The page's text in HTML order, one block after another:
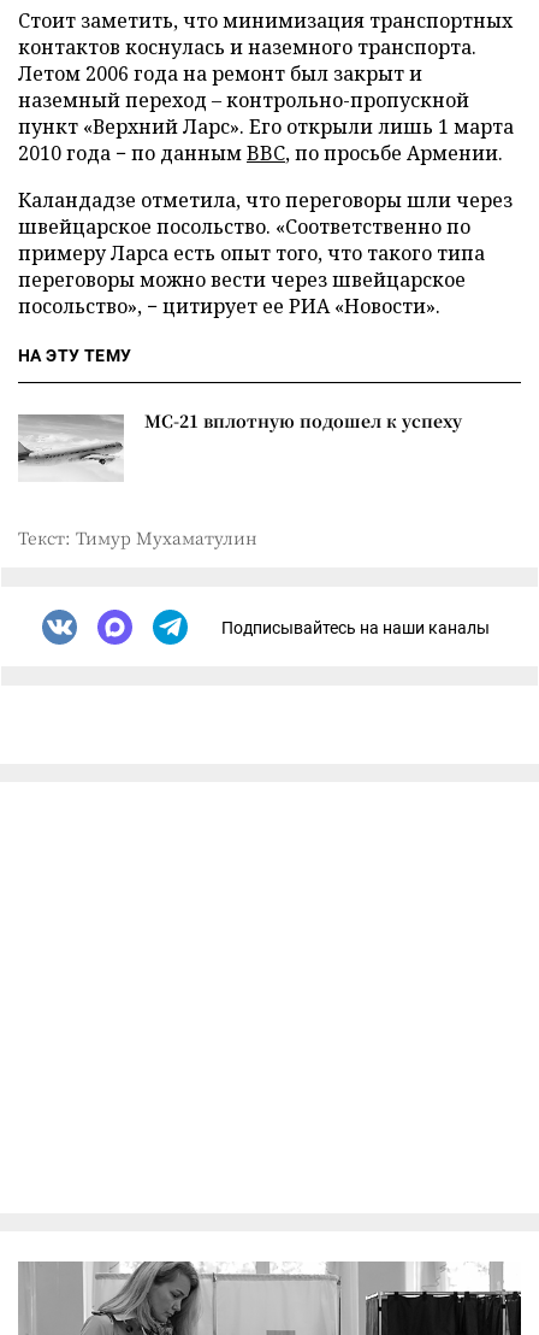
Стоит заметить, что минимизация транспортных
контактов коснулась и наземного транспорта.
Летом 2006 года на ремонт был закрыт и
наземный переход – контрольно-пропускной
пункт «Верхний Ларс». Его открыли лишь 1 марта
2010 года − по даннымBBC, по просьбе Армении.
Каландадзе отметила, что переговоры шли через
швейцарское посольство. «Соответственно по
примеру Ларса есть опыт того, что такого типа
переговоры можно вести через швейцарское
посольство», − цитирует ее РИА «Новости».
НА ЭТУ ТЕМУ
МС-21 вплотную подошел к успеху
Текст: Тимур Мухаматулин
Подписывайтесь на наши каналы